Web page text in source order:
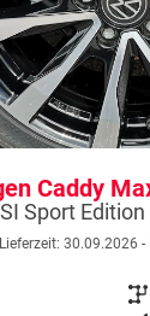
Caddy
30.09.2026
Getriebe